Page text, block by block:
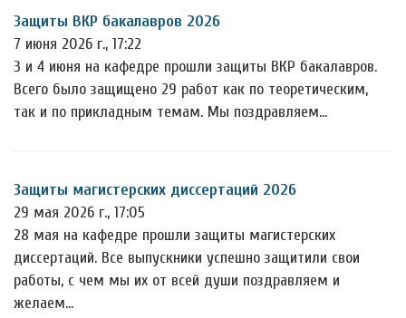
Защиты ВКР бакалавров 2026
7 июня 2026 г., 17:22
3 и 4 июня на кафедре прошли защиты ВКР бакалавров.
Всего было защищено 29 работ как по теоретическим,
так и по прикладным темам. Мы поздравляем…
Защиты магистерских диссертаций 2026
29 мая 2026 г., 17:05
28 мая на кафедре прошли защиты магистерских
диссертаций. Все выпускники успешно защитили свои
работы, с чем мы их от всей души поздравляем и
желаем…